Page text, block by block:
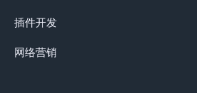
插件开发
网络营销